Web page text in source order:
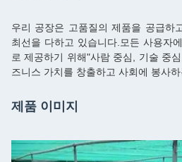
우리 공장은 고품질의 제품을 공급하
최선을 다하고 있습니다.모든 사용자
로 제공하기 위해"사람 중심, 기술 중
즈니스 가치를 창출하고 사회에 봉사
제품 이미지